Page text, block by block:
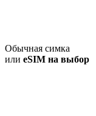
Обычная симка
или eSIM на выбор